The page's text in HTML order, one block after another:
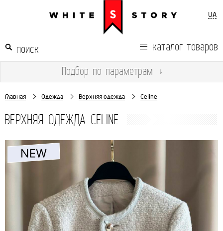
UA
каталог товаров
Подбор по параметрам ↓
Главная Одежда Верхняя одежда Celine
ВЕРХНЯЯ ОДЕЖДА CELINE